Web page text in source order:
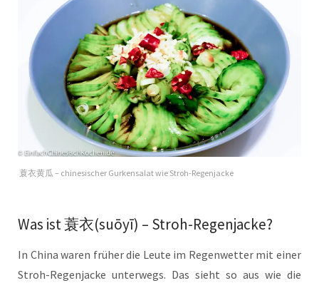
蓑衣黄瓜 – chinesischer Gurkensalat wie Stroh-Regenjacke
Was ist 蓑衣(suōyī) – Stroh-Regenjacke?
In China waren früher die Leute im Regenwetter mit einer
Stroh-Regenjacke unterwegs. Das sieht so aus wie die